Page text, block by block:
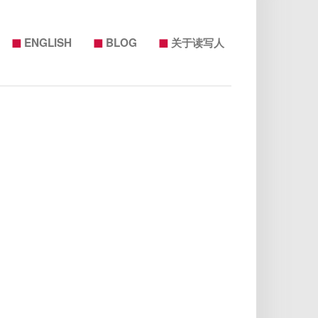
◼ ENGLISH ◼ BLOG ◼ 关于读写人